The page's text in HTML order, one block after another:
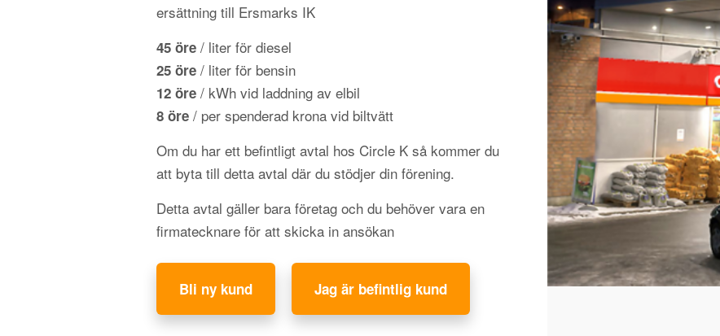
ersättning till Ersmarks IK
45 öre / liter för diesel
25 öre / liter för bensin
12 öre / kWh vid laddning av elbil
8 öre / per spenderad krona vid biltvätt
Om du har ett befintligt avtal hos Circle K så kommer du
att byta till detta avtal där du stödjer din förening.
Detta avtal gäller bara företag och du behöver vara en
firmatecknare för att skicka in ansökan
Bli ny kund Jag är befintlig kund